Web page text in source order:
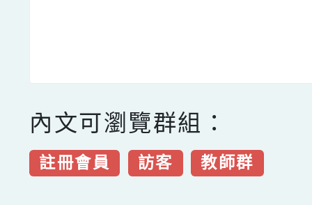
內文可瀏覽群組：
註冊會員 訪客 教師群